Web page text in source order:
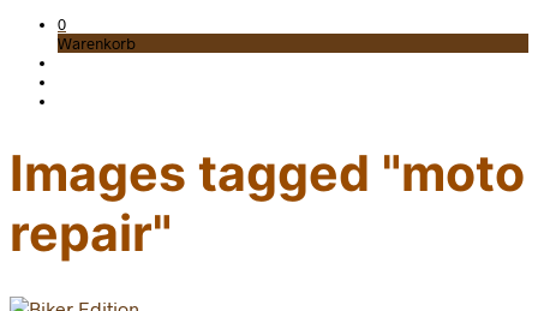
0
Warenkorb
Images tagged "moto
repair"